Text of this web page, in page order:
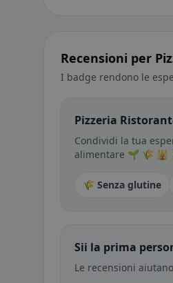
Recensioni per
I badge rendono le
Pizzeria
Condividi la tua
alimentare 🌱 🌾 🕌
🌾 Senza glutine
Sii la prima
Le recensioni